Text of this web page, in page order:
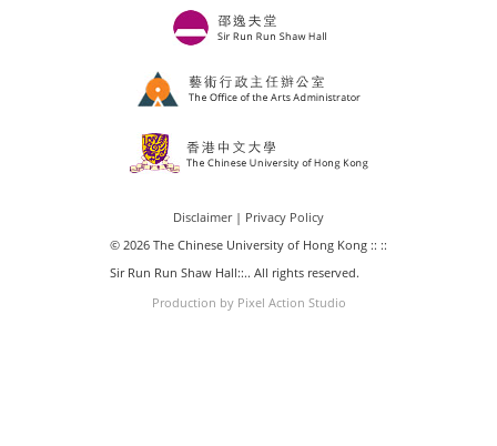
Disclaimer| Privacy Policy
© 2026 The Chinese University of Hong Kong :: ::
Sir Run Run Shaw Hall::.. All rights reserved.
Production by Pixel Action Studio